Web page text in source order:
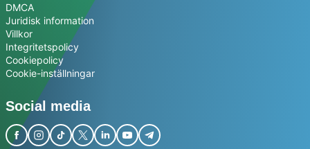
DMCA
Juridisk information
Villkor
Integritetspolicy
Cookiepolicy
Cookie-inställningar
Social media